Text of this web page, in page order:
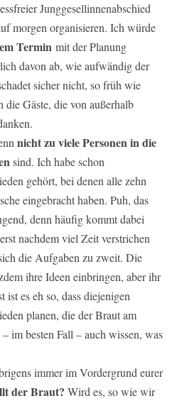
Junggesellinnenabschied
morgen organisieren. Ich würde
Termin mit der Planung
davon ab, wie aufwändig der
sicher nicht, so früh wie
Gäste, die von außerhalb
nicht zu viele Personen in die
sind. Ich habe schon
gehört, bei denen alle zehn
eingebracht haben. Puh, das
denn häufig kommt dabei
nachdem viel Zeit verstrichen
die Aufgaben zu zweit. Die
ihre Ideen einbringen, aber ihr
ist es eh so, dass diejenigen
planen, die der Braut am
im besten Fall – auch wissen, was
immer im Vordergrund eurer
der Braut? Wird es, so wie wir